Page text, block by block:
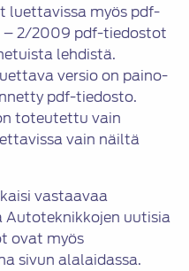
luettavissa myös pdf-
– 2/2009 pdf-tiedostot
lehdistä.
versio on paino-
pdf-tiedosto.
toteutettu vain
vain näiltä
vastaavaa
Autoteknikkojen uutisia
ovat myös
sivun alalaidassa.